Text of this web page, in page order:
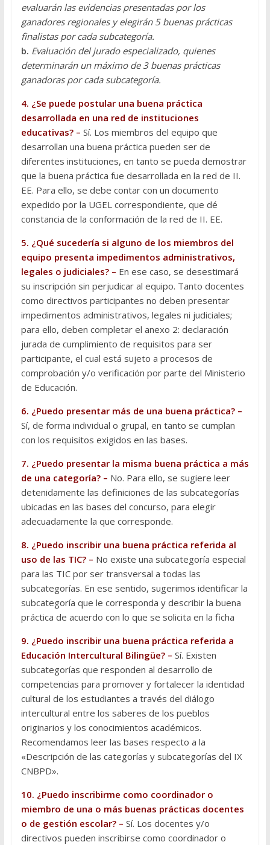
evaluarán las evidencias presentadas por los
ganadores regionales y elegirán 5 buenas prácticas
finalistas por cada subcategoría.
b. Evaluación del jurado especializado, quienes
determinarán un máximo de 3 buenas prácticas
ganadoras por cada subcategoría.
4. ¿Se puede postular una buena práctica
desarrollada en una red de instituciones
educativas? – Sí. Los miembros del equipo que
desarrollan una buena práctica pueden ser de
diferentes instituciones, en tanto se pueda demostrar
que la buena práctica fue desarrollada en la red de II.
EE. Para ello, se debe contar con un documento
expedido por la UGEL correspondiente, que dé
constancia de la conformación de la red de II. EE.
5. ¿Qué sucedería si alguno de los miembros del
equipo presenta impedimentos administrativos,
legales o judiciales? – En ese caso, se desestimará
su inscripción sin perjudicar al equipo. Tanto docentes
como directivos participantes no deben presentar
impedimentos administrativos, legales ni judiciales;
para ello, deben completar el anexo 2: declaración
jurada de cumplimiento de requisitos para ser
participante, el cual está sujeto a procesos de
comprobación y/o verificación por parte del Ministerio
de Educación.
6. ¿Puedo presentar más de una buena práctica? –
Sí, de forma individual o grupal, en tanto se cumplan
con los requisitos exigidos en las bases.
7. ¿Puedo presentar la misma buena práctica a más
de una categoría? – No. Para ello, se sugiere leer
detenidamente las definiciones de las subcategorías
ubicadas en las bases del concurso, para elegir
adecuadamente la que corresponde.
8. ¿Puedo inscribir una buena práctica referida al
uso de las TIC? – No existe una subcategoría especial
para las TIC por ser transversal a todas las
subcategorías. En ese sentido, sugerimos identificar la
subcategoría que le corresponda y describir la buena
práctica de acuerdo con lo que se solicita en la ficha
9. ¿Puedo inscribir una buena práctica referida a
Educación Intercultural Bilingüe? – Sí. Existen
subcategorías que responden al desarrollo de
competencias para promover y fortalecer la identidad
cultural de los estudiantes a través del diálogo
intercultural entre los saberes de los pueblos
originarios y los conocimientos académicos.
Recomendamos leer las bases respecto a la
«Descripción de las categorías y subcategorías del IX
CNBPD».
10. ¿Puedo inscribirme como coordinador o
miembro de una o más buenas prácticas docentes
o de gestión escolar? – Sí. Los docentes y/o
directivos pueden inscribirse como coordinador o